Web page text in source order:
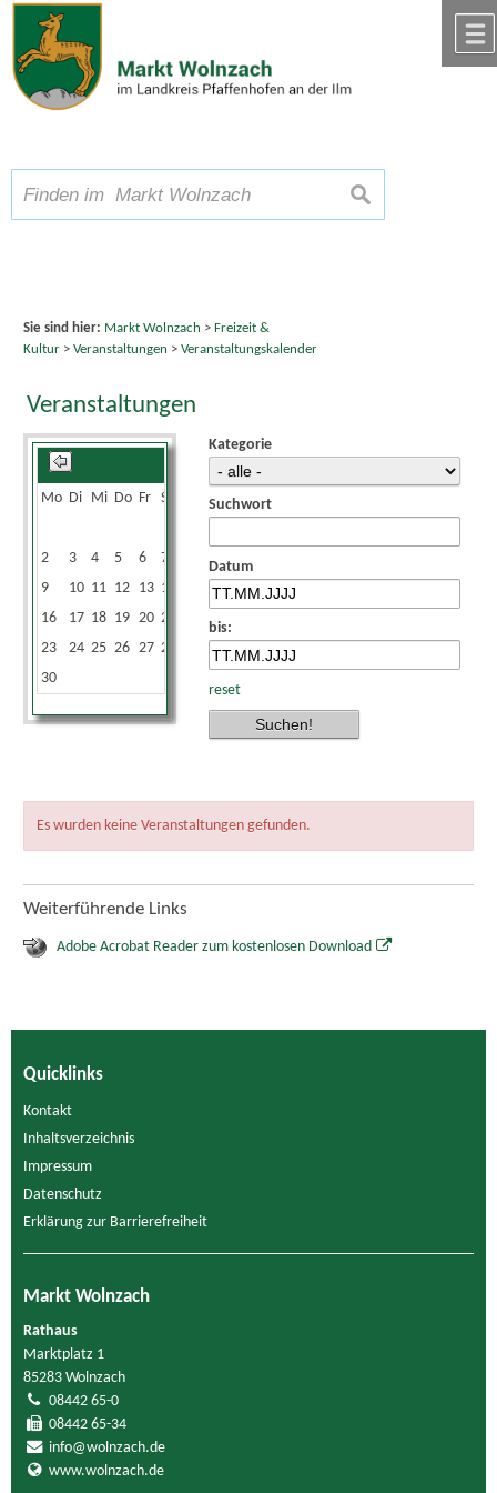
Zum Inhalt,zur Navigation
Schriftgröße A A A suchen
Sie sind hier: Markt Wolnzach > Freizeit &
Kultur> Veranstaltungen > Veranstaltungskalender
Veranstaltungen
Mo Di Mi Do Fr Sa
2
3 4 5 6 7
9
10 11 12 13 14
16
17 18 19 20 21
23
24 25 26 27 28
30
Kategorie
Suchwort
Datum
bis:
reset
Es wurden keine Veranstaltungen gefunden.
Weiterführende Links
Adobe Acrobat Reader zum kostenlosen Download
Quicklinks
Kontakt
Inhaltsverzeichnis
Impressum
Datenschutz
Erklärung zur Barrierefreiheit
Markt Wolnzach
Rathaus
Marktplatz 1
85283 Wolnzach
08442 65-0
08442 65-34
info@wolnzach.de
www.wolnzach.de